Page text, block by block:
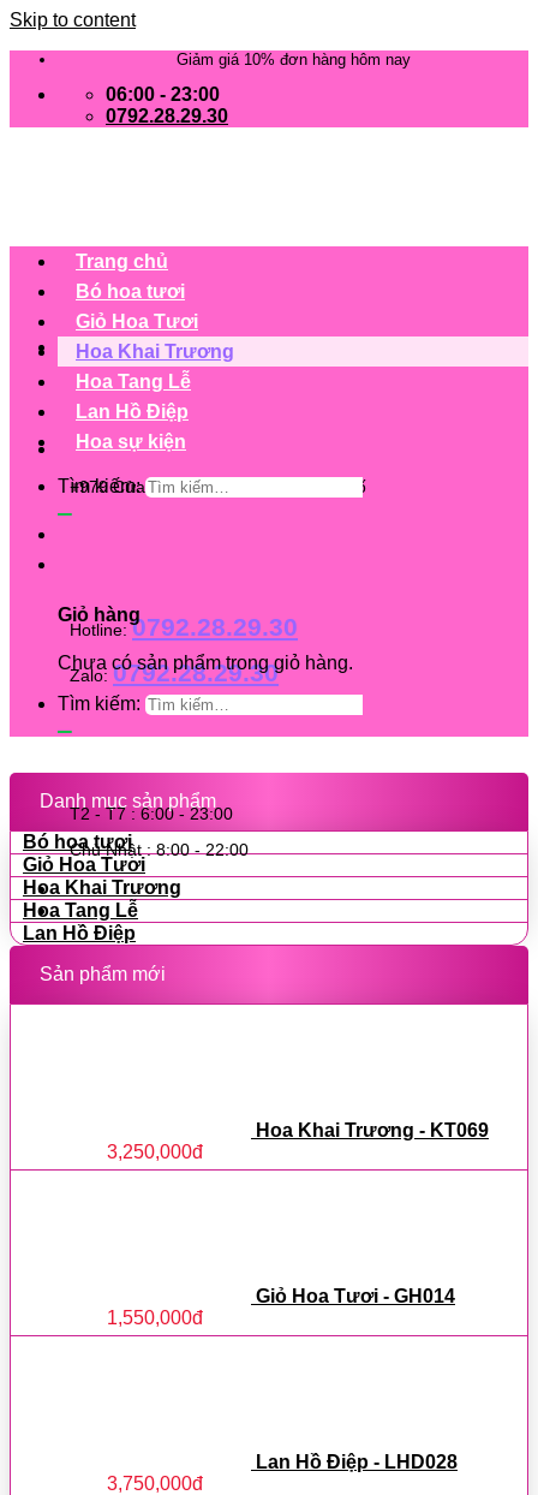
Skip to content
Giảm giá 10% đơn hàng hôm nay
06:00 - 23:00
0792.28.29.30
+979 Cửa hàng trên 63 tỉnh/ thành phố
Hotline:0792.28.29.30
Zalo: 0792.28.29.30
T2 - T7 : 6:00 - 23:00
Chủ Nhật : 8:00 - 22:00
Trang chủ
Bó hoa tươi
Giỏ Hoa Tươi
Hoa Khai Trương
Hoa Tang Lễ
Lan Hồ Điệp
Hoa sự kiện
Tìm kiếm:
Giỏ hàng
Chưa có sản phẩm trong giỏ hàng.
Tìm kiếm:
Danh mục sản phẩm
Bó hoa tươi
Giỏ Hoa Tươi
Hoa Khai Trương
Hoa Tang Lễ
Lan Hồ Điệp
Sản phẩm mới
Hoa Khai Trương - KT069
3,250,000đ
Giỏ Hoa Tươi - GH014
1,550,000đ
Lan Hồ Điệp - LHD028
3,750,000đ